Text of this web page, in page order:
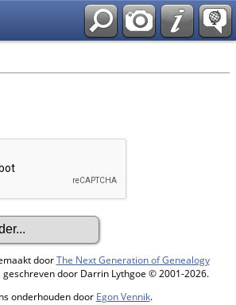
doorThe Next Generation of Genealogy
geschreven door Darrin Lythgoe © 2001-2026.
onderhouden door Egon Vennik.